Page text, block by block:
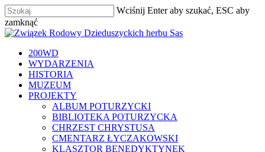
Skip
to
main
Wciśnij Enter aby szukać, ESC aby
zamknąć
Zamknij
szukaj
Menu
200WD
WYDARZENIA
HISTORIA
MUZEUM
PROJEKTY
ALBUM POTURZYCKI
BIBLIOTEKA POTURZYCKA
CHRZEST CHRYSTUSA
CMENTARZ ŁYCZAKOWSKI
KLASZTOR BENEDYKTYNEK